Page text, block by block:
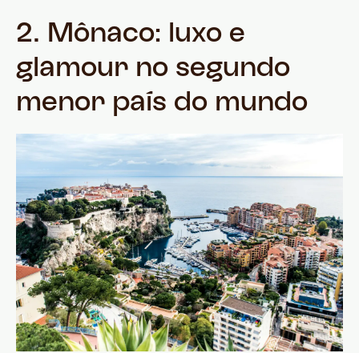
2. Mônaco: luxo e
glamour no segundo
menor país do mundo